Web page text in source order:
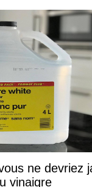
ne devriez
vinaigre